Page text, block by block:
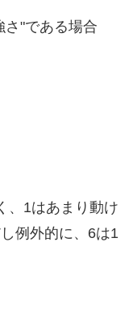
さ"である場合
、1はあまり動け
例外的に、6は1